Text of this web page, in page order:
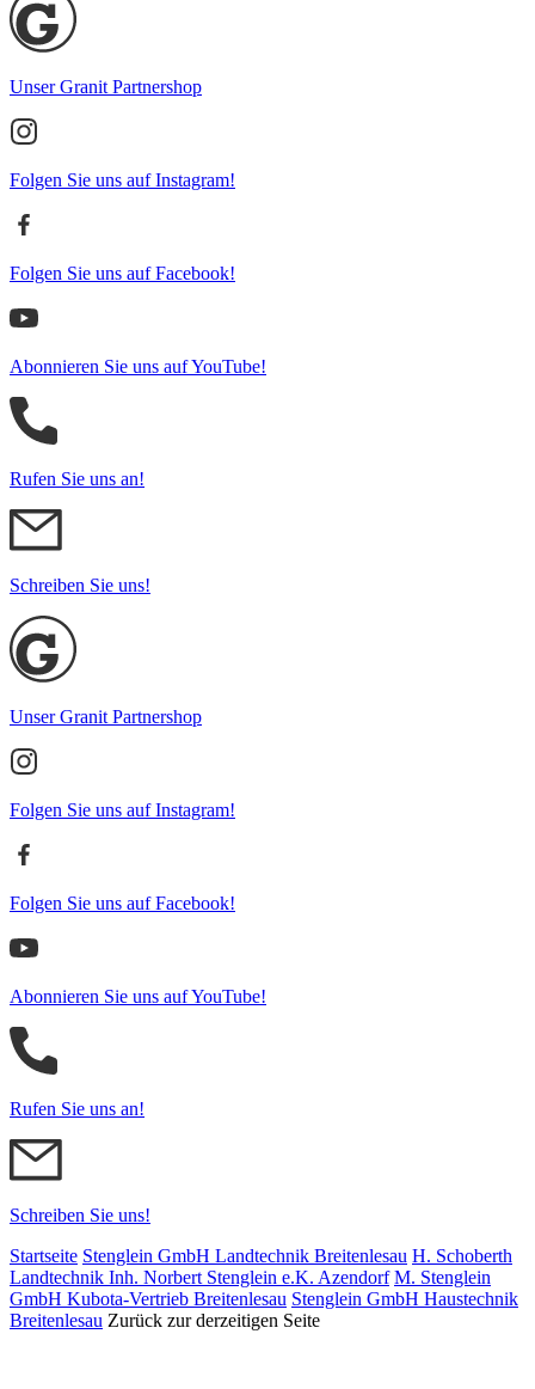
Unser Granit Partnershop
Folgen Sie uns auf Instagram!
Folgen Sie uns auf Facebook!
Abonnieren Sie uns auf YouTube!
Rufen Sie uns an!
Schreiben Sie uns!
Unser Granit Partnershop
Folgen Sie uns auf Instagram!
Folgen Sie uns auf Facebook!
Abonnieren Sie uns auf YouTube!
Rufen Sie uns an!
Schreiben Sie uns!
Startseite Stenglein GmbH Landtechnik Breitenlesau H. Schoberth
Land­tech­nik Inh. Norbert Stenglein e.K. Azendorf M. Stenglein
GmbH Kubota-Vertrieb Breitenlesau Stenglein GmbH Haustechnik
Breitenlesau Zurück zur derzeitigen Seite